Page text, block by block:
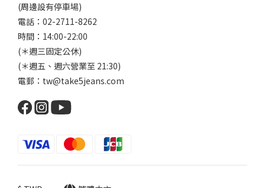
(周邊設有停車場)
電話：02-2711-8262
時間：14:00-22:00
(＊週三固定公休)
(＊週五、週六營業至 21:30)
電郵：tw@take5jeans.com